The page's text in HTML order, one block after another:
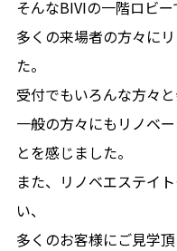
そんなBIVIの一階ロビー
多くの来場者の方々に
た。
受付でもいろんな方々と
一般の方々にもリノベ
とを感じました。
また、リノベエステイ
い、
多くのお客様にご見学